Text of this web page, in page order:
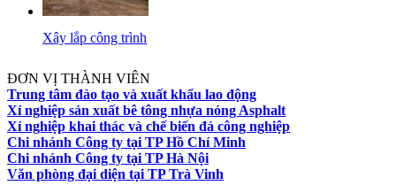
Xây lắp công trình
ĐƠN VỊ THÀNH VIÊN
Trung tâm đào tạo và xuất khẩu lao động
Xí nghiệp sản xuất bê tông nhựa nóng Asphalt
Xí nghiệp khai thác và chế biến đá công nghiệp
Chi nhánh Công ty tại TP Hồ Chí Minh
Chi nhánh Công ty tại TP Hà Nội
Văn phòng đại diện tại TP Trà Vinh